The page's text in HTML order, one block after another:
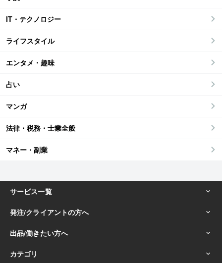
IT・テクノロジー
ライフスタイル
エンタメ・趣味
占い
マンガ
法律・税務・士業全般
マネー・副業